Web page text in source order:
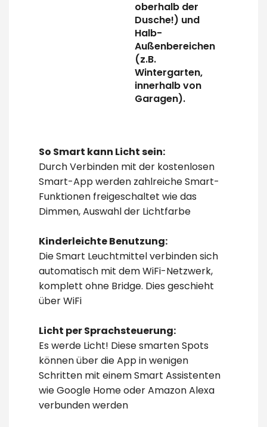
oberhalb der
Dusche!) und
Halb-
Außenbereichen
(z.B.
Wintergarten,
innerhalb von
Garagen).
So Smart kann Licht sein:
Durch Verbinden mit der kostenlosen
Smart-App werden zahlreiche Smart-
Funktionen freigeschaltet wie das
Dimmen, Auswahl der Lichtfarbe
Kinderleichte Benutzung:
Die Smart Leuchtmittel verbinden sich
automatisch mit dem WiFi-Netzwerk,
komplett ohne Bridge. Dies geschieht
über WiFi
Licht per Sprachsteuerung:
Es werde Licht! Diese smarten Spots
können über die App in wenigen
Schritten mit einem Smart Assistenten
wie Google Home oder Amazon Alexa
verbunden werden